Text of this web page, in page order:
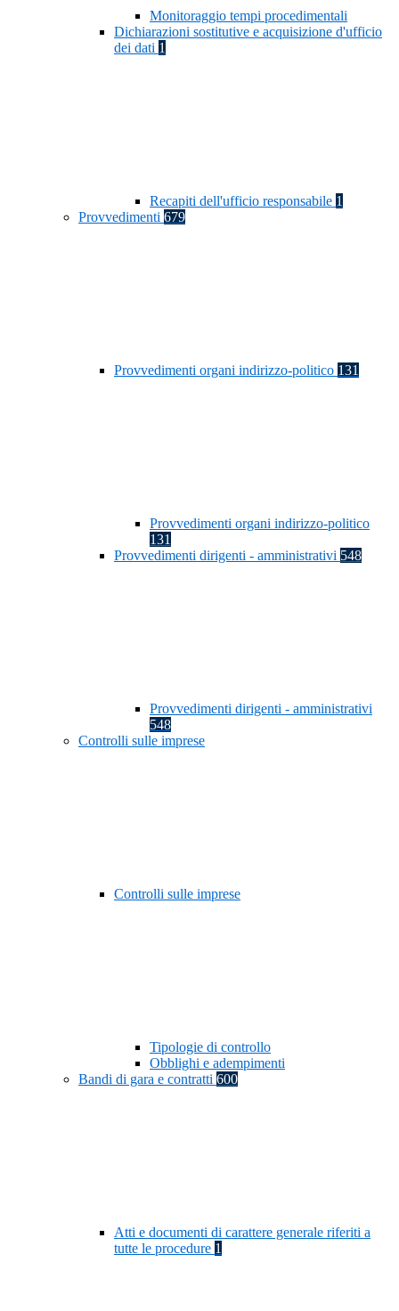
Monitoraggio tempi procedimentali
Dichiarazioni sostitutive e acquisizione d'ufficio
dei dati 1
Recapiti dell'ufficio responsabile 1
Provvedimenti 679
Provvedimenti organi indirizzo-politico 131
Provvedimenti organi indirizzo-politico
131
Provvedimenti dirigenti - amministrativi 548
Provvedimenti dirigenti - amministrativi
548
Controlli sulle imprese
Controlli sulle imprese
Tipologie di controllo
Obblighi e adempimenti
Bandi di gara e contratti 600
Atti e documenti di carattere generale riferiti a
tutte le procedure 1